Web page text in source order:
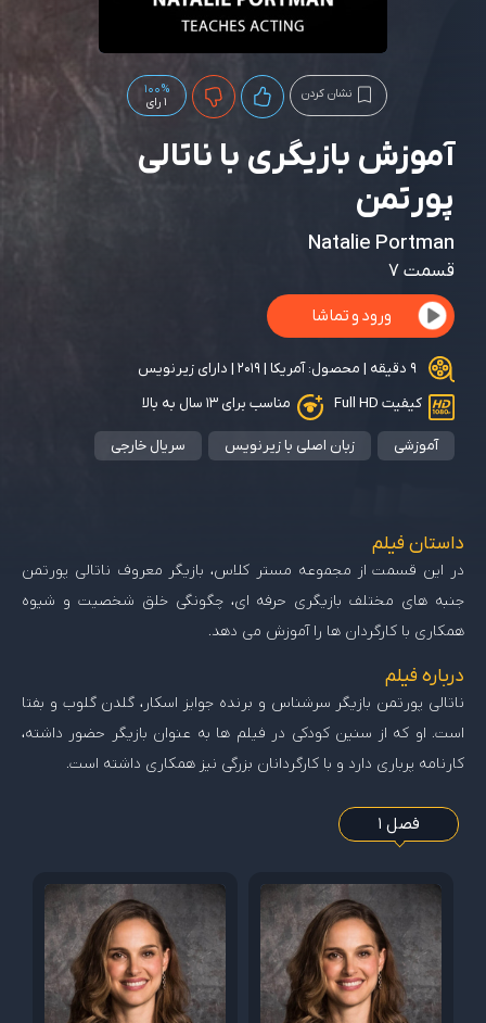
نشان کردن
100%
1 رای
آموزش بازیگری با ناتالی
پورتمن
Natalie Portman
قسمت 7
ورود و تماشا
9 دقیقه | محصول: آمریکا | 2019 | دارای زیرنویس
کیفیت Full HD
مناسب برای ۱۳ سال به بالا
آموزشی زبان اصلی با زیرنویس سریال خارجی
داستان فیلم
در این قسمت از مجموعه مستر کلاس، بازیگر معروف ناتالی پورتمن
جنبه های مختلف بازیگری حرفه ای، چگونگی خلق شخصیت و شیوه
همکاری با کارگردان ها را آموزش می دهد.
درباره فیلم
ناتالی پورتمن بازیگر سرشناس و برنده جوایز اسکار، گلدن گلوب و بفتا
است. او که از سنین کودکی در فیلم ها به عنوان بازیگر حضور داشته،
کارنامه پرباری دارد و با کارگردانان بزرگی نیز همکاری داشته است.
فصل 1